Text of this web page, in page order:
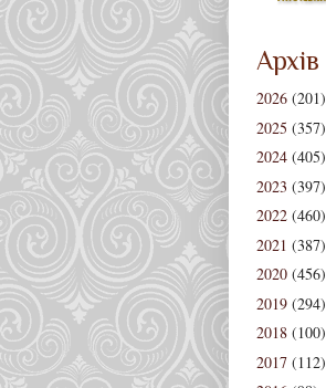
Архів
2026 (201)
2025 (357)
2024 (405)
2023 (397)
2022 (460)
2021 (387)
2020 (456)
2019 (294)
2018 (100)
2017 (112)